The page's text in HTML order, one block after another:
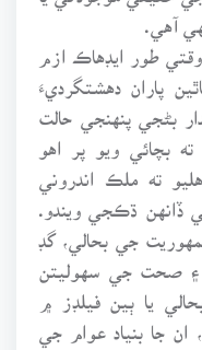
آهي.
طور ايڊهاڪ ازم
پاران دهشتگرديءَ
بڻجي پنهنجي حالت
بچائي ويو پر اهو
ته ملڪ اندروني
ڏانهن ڌڪجي ويندو.
جي بحالي، گڊ
۽ صحت جي سهوليتن
يا ٻين فيلڊز ۾
جا بنياد عوام جي